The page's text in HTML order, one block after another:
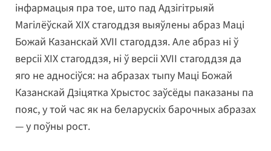
інфармацыя пра тое, што пад Адзігітрыяй
Магілёўскай XIX стагоддзя выяўлены абраз Маці
Божай Казанскай XVII стагоддзя. Але абраз ні ў
версіі XIX стагоддзя, ні ў версіі XVII стагоддзя да
яго не адносіўся: на абразах тыпу Маці Божай
Казанскай Дзіцятка Хрыстос заўсёды паказаны па
пояс, у той час як на беларускіх барочных абразах
— у поўны рост.